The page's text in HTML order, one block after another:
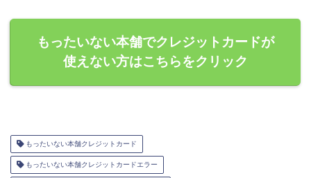
もったいない本舗でクレジットカードが
使えない方はこちらをクリック
もったいない本舗クレジットカード
もったいない本舗クレジットカードエラー